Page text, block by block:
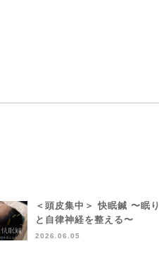
＜頭皮集中＞ 快眠鍼 〜眠り
と自律神経を整える〜
2026.06.05